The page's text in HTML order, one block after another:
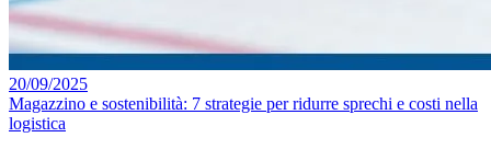
20/09/2025
Magazzino e sostenibilità: 7 strategie per ridurre sprechi e costi nella
logistica